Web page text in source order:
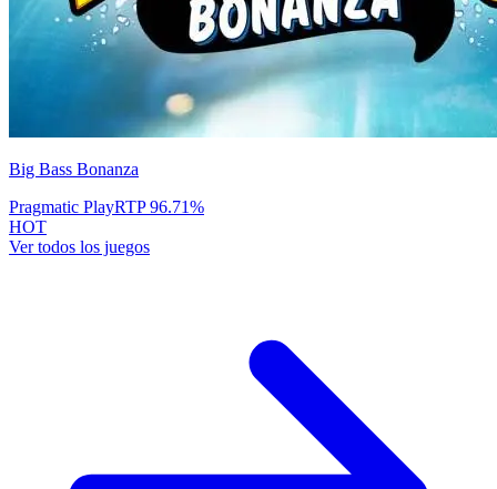
Big Bass Bonanza
Pragmatic PlayRTP96.71%
HOT
Ver todos los juegos